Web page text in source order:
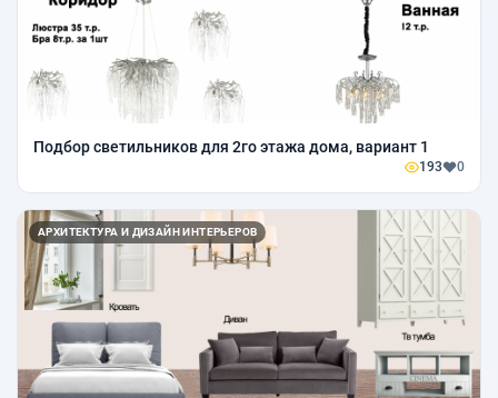
Подбор светильников для 2го этажа дома, вариант 1
193 0
АРХИТЕКТУРА И ДИЗАЙН ИНТЕРЬЕРОВ